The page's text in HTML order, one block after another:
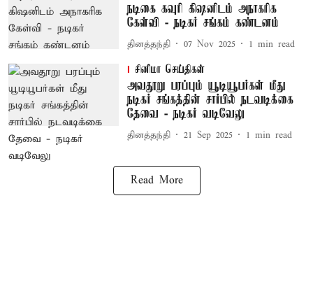
நடிகை கவுரி கிஷனிடம் அநாகரிக
கேள்வி - நடிகர் சங்கம் கண்டனம்
தினத்தந்தி 07 Nov 2025 1 min read
சினிமா செய்திகள்
அவதூறு பரப்பும் யூடியூபர்கள் மீது
நடிகர் சங்கத்தின் சார்பில் நடவடிக்கை
தேவை - நடிகர் வடிவேலு
தினத்தந்தி 21 Sep 2025 1 min read
Read More